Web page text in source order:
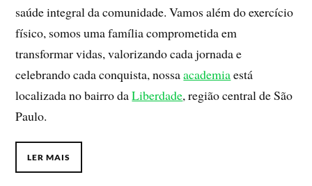
saúde integral da comunidade. Vamos além do exercício
físico, somos uma família comprometida em
transformar vidas, valorizando cada jornada e
celebrando cada conquista, nossaacademiaestá
localizada no bairro daLiberdade, região central de São
Paulo.
LER MAIS